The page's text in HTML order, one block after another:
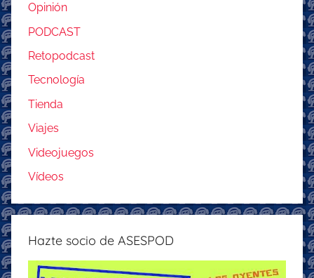
Opinión
PODCAST
Retopodcast
Tecnología
Tienda
Viajes
Videojuegos
Vídeos
Hazte socio de ASESPOD